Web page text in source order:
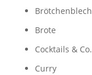
Brötchenblech
Brote
Cocktails & Co.
Curry